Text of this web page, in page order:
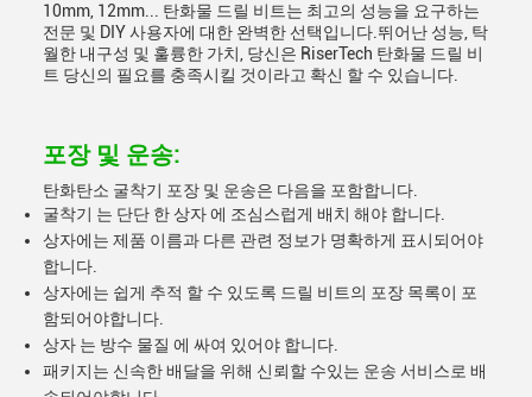
10mm, 12mm... 탄화물 드릴 비트는 최고의 성능을 요구하는
전문 및 DIY 사용자에 대한 완벽한 선택입니다.뛰어난 성능, 탁
월한 내구성 및 훌륭한 가치, 당신은 RiserTech 탄화물 드릴 비
트 당신의 필요를 충족시킬 것이라고 확신 할 수 있습니다.
포장 및 운송:
탄화탄소 굴착기 포장 및 운송은 다음을 포함합니다.
굴착기 는 단단 한 상자 에 조심스럽게 배치 해야 합니다.
상자에는 제품 이름과 다른 관련 정보가 명확하게 표시되어야
합니다.
상자에는 쉽게 추적 할 수 있도록 드릴 비트의 포장 목록이 포
함되어야합니다.
상자 는 방수 물질 에 싸여 있어야 합니다.
패키지는 신속한 배달을 위해 신뢰할 수있는 운송 서비스로 배